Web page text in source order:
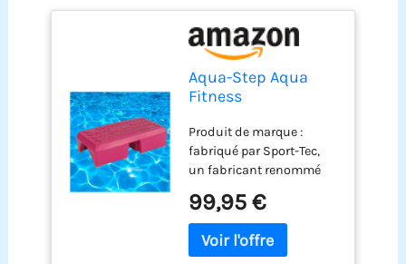
Aqua-Step Aqua
Fitness
Trainings-Step
Unterwasser
Aerobic, 6 kg
Produit de marque :
fabriqué par Sport-Tec,
un fabricant renommé
Construction robuste :
fabriqué en plastique
pour plus de durabilité et
99,95 €